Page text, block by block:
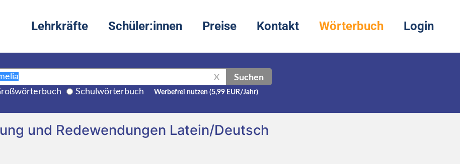
Lehrkräfte Schüler:innen Preise Kontakt Wörterbuch Login
X Suchen
Schulwörterbuch Werbefrei nutzen (5,99 EUR/Jahr)
und Redewendungen Latein/Deutsch